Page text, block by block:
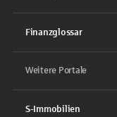
Finanzglossar
Weitere Portale
S-Immobilien